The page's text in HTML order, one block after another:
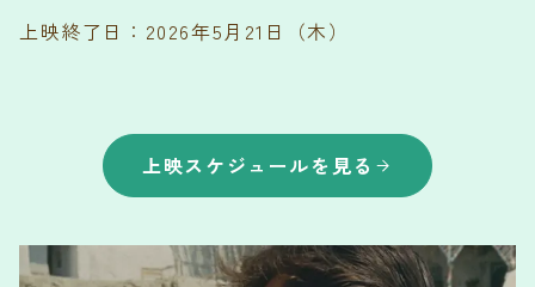
上映終了日：2026年5月21日（木）
上映スケジュールを見る